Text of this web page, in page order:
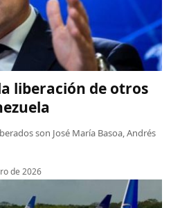
liberación de otros
son José María Basoa, Andrés
de 2026